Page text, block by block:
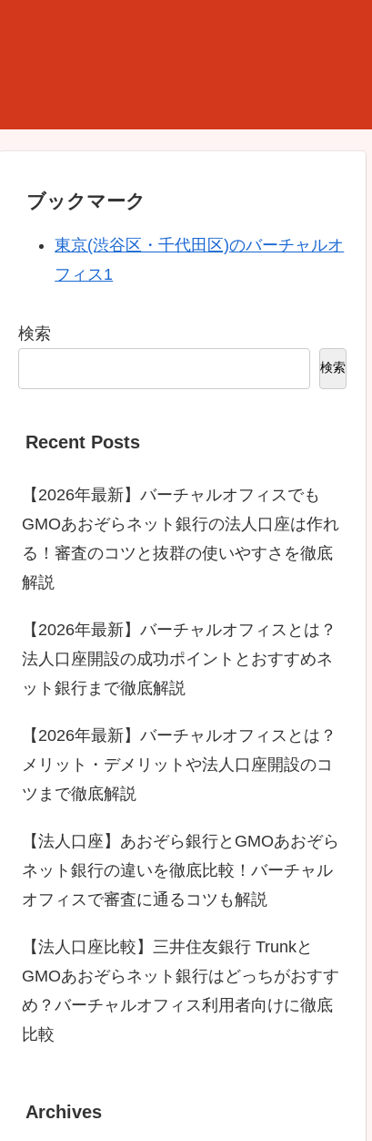
ブックマーク
東京(渋谷区・千代田区)のバーチャルオ
フィス1
検索
検索
Recent Posts
【2026年最新】バーチャルオフィスでも
GMOあおぞらネット銀行の法人口座は作れ
る！審査のコツと抜群の使いやすさを徹底
解説
【2026年最新】バーチャルオフィスとは？
法人口座開設の成功ポイントとおすすめネ
ット銀行まで徹底解説
【2026年最新】バーチャルオフィスとは？
メリット・デメリットや法人口座開設のコ
ツまで徹底解説
【法人口座】あおぞら銀行とGMOあおぞら
ネット銀行の違いを徹底比較！バーチャル
オフィスで審査に通るコツも解説
【法人口座比較】三井住友銀行 Trunkと
GMOあおぞらネット銀行はどっちがおすす
め？バーチャルオフィス利用者向けに徹底
比較
Archives